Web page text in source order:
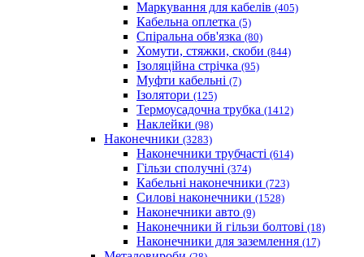
Маркування для кабелів (405)
Кабельна оплетка (5)
Спіральна обв'язка (80)
Хомути, стяжки, скоби (844)
Ізоляційна стрічка (95)
Муфти кабельні (7)
Ізолятори (125)
Термоусадочна трубка (1412)
Наклейки (98)
Наконечники (3283)
Наконечники трубчасті (614)
Гільзи сполучні (374)
Кабельні наконечники (723)
Силові наконечники (1528)
Наконечники авто (9)
Наконечники й гільзи болтові (18)
Наконечники для заземлення (17)